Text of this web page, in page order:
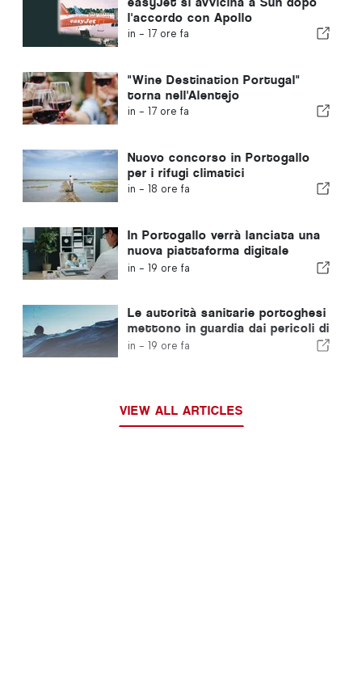
l'accordo con Apollo
in - 17 ore fa
"Wine Destination Portugal"
torna nell'Alentejo
in - 17 ore fa
Nuovo concorso in Portogallo
per i rifugi climatici
in - 18 ore fa
In Portogallo verrà lanciata una
nuova piattaforma digitale
dedicata alla sanità
in - 19 ore fa
Le autorità sanitarie portoghesi
mettono in guardia dai pericoli di
annegamento
in - 19 ore fa
VIEW ALL ARTICLES